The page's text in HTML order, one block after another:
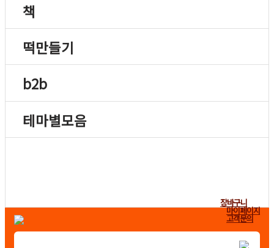
책
떡만들기
b2b
테마별모음
장바구니
마이페이지
고객문의